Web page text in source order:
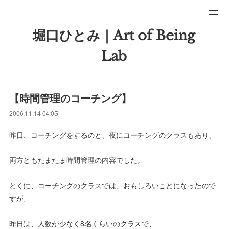
堀口ひとみ｜Art of Being
Lab
【時間管理のコーチング】
2006.11.14 04:05
昨日、コーチングをするのと、夜にコーチングのクラスもあり、
両方ともたまたま時間管理の内容でした。
とくに、コーチングのクラスでは、おもしろいことになったので
すが、
昨日は、人数が少なく8名くらいのクラスで、